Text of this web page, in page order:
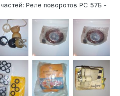
Реле поворотов РС 57Б -
генератора - 100 грн.
грн....